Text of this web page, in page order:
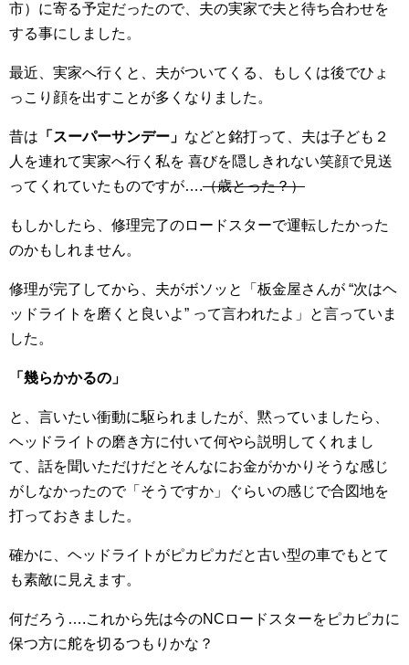
市）に寄る予定だったので、夫の実家で夫と待ち合わせを
する事にしました。
最近、実家へ行くと、夫がついてくる、もしくは後でひょ
っこり顔を出すことが多くなりました。
昔は 「スーパーサンデー」 などと銘打って、夫は子ども２
人を連れて実家へ行く私を 喜びを隠しきれない笑顔で見送
ってくれていたものですが….（歳とった？）
もしかしたら、修理完了のロードスターで運転したかった
のかもしれません。
修理が完了してから、夫がボソッと「板金屋さんが “次はヘ
ッドライトを磨くと良いよ” って言われたよ」と言っていま
した。
「幾らかかるの」
と、言いたい衝動に駆られましたが、黙っていましたら、
ヘッドライトの磨き方に付いて何やら説明してくれまし
て、話を聞いただけだとそんなにお金がかかりそうな感じ
がしなかったので「そうですか」ぐらいの感じで合図地を
打っておきました。
確かに、ヘッドライトがピカピカだと古い型の車でもとて
も素敵に見えます。
何だろう….これから先は今のNCロードスターをピカピカに
保つ方に舵を切るつもりかな？